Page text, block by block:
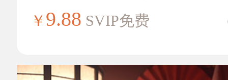
￥ 9.88 SVIP免费